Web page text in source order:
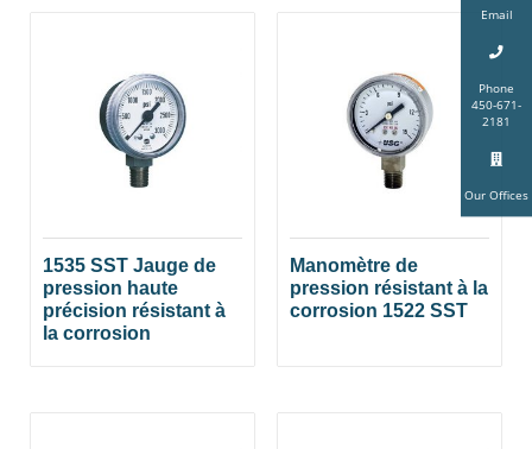
Email
Phone
450-671-
2181
Our Offices
1535 SST Jauge de
pression haute
précision résistant à
la corrosion
Manomètre de
pression résistant à la
corrosion 1522 SST